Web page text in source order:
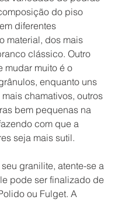
do piso
diferentes
material, dos mais
clássico. Outro
mudar muito é o
enquanto uns
chamativos, outros
bem pequenas na
com que a
seja mais sutil.
granilite, atente-se a
pode ser finalizado de
ou Fulget. A